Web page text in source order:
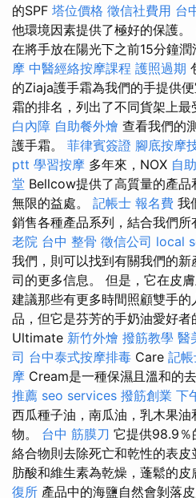
的SPF 塔位價格 徵信社費用 台
他環境因素提供了極好的保護。
在將手放在陽光下之前15分鐘潤
摩 中醫經絡按摩課程 護照過期
的Ziaja護手霜為我們的手提供
霜的排名，列出了不同貨架上最
白內障 自助餐外燴 查看我們的
護手霜。 菲律賓簽證 腳底按摩
ptt 學習按摩 多年來，NOX 自
堂 Bellcow提供了高質量的產
無限的益處。 記帳士 報名費 我
銷售各種產品系列，結合我們所
老院 台中 整骨 徵信公司 local
我們，則可以找到有關我們的
司的更多信息。 但是，它在皮
建議那些有更多時間照顧雙手
品，但它是芬芳的手奶油愛好
Ultimate 新竹外燴 撥筋教學 醫
司 台中泰式按摩排毒 Care 記
摩 Cream是一種保濕且溫和的
推薦 seo services 撥筋創業 下
西瓜種子油，南瓜油，乳木果
物。 台中 筋膜刀 它提供98.9％
絡合物則去除死亡和乾性的表
肪酸和維生素為乾燥，蓬鬆的皮
復所 產品中的海鹽自然會剝落